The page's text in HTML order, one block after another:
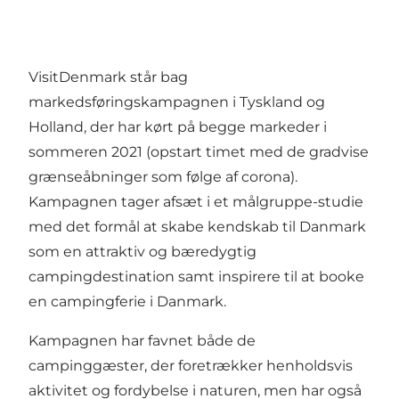
VisitDenmark står bag
markedsføringskampagnen i Tyskland og
Holland, der har kørt på begge markeder i
sommeren 2021 (opstart timet med de gradvise
grænseåbninger som følge af corona).
Kampagnen tager afsæt i et målgruppe-studie
med det formål at skabe kendskab til Danmark
som en attraktiv og bæredygtig
campingdestination samt inspirere til at booke
en campingferie i Danmark.
Kampagnen har favnet både de
campinggæster, der foretrækker henholdsvis
aktivitet og fordybelse i naturen, men har også